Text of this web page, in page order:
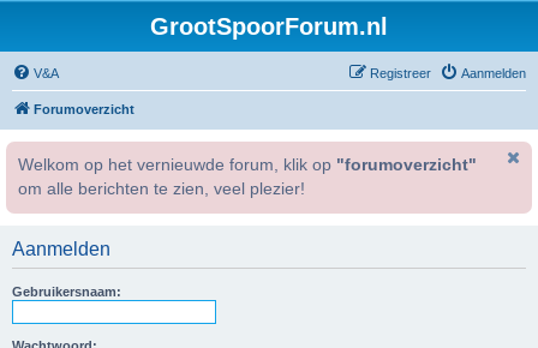
GrootSpoorForum.nl
V&A Aanmelden
Registreer
Forumoverzicht
Welkom op het vernieuwde forum, klik op "forumoverzicht"
om alle berichten te zien, veel plezier!
Aanmelden
Gebruikersnaam: